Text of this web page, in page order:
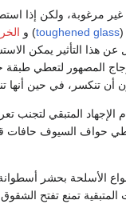
مرغوبة، ولكن إذا
(
toughened glass) و
عن هذا التأثير يمكن
المصهور لتعطي طبقة
أن تنكسر، في حين أنها
حواف السيوف
الأسلحة بحشر
تمنع تفتح